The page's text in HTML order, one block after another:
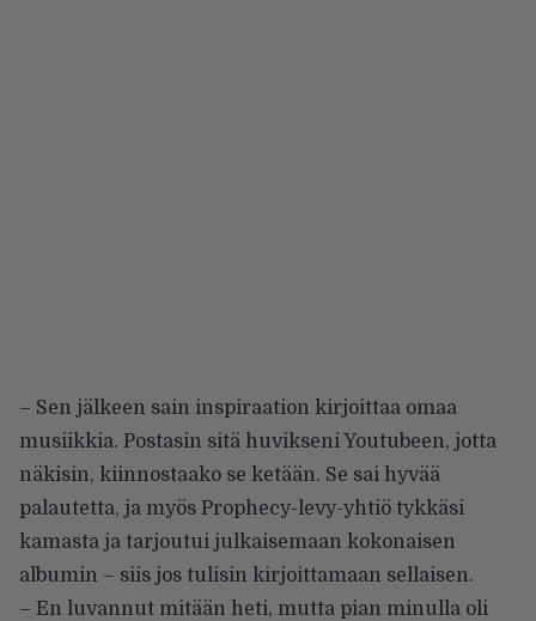
– Sen jälkeen sain inspiraation kirjoittaa omaa
musiikkia. Postasin sitä huvikseni Youtubeen, jotta
näkisin, kiinnostaako se ketään. Se sai hyvää
palautetta, ja myös Prophecy-levy-yhtiö tykkäsi
kamasta ja tarjoutui julkaisemaan kokonaisen
albumin – siis jos tulisin kirjoittamaan sellaisen.
– En luvannut mitään heti, mutta pian minulla oli